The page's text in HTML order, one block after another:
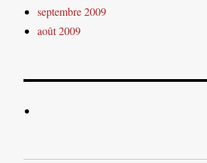
septembre 2009
août 2009